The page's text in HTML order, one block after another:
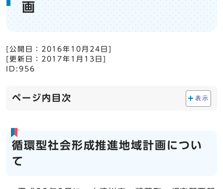
画
[公開日： 2016年10月24日
[更新日： 2017年1月13日
ID:956
ページ内目次 表示
循環型社会形成推進地域計画につい
て